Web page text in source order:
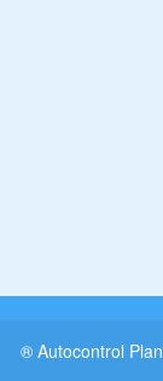
® Autocontrol Plan